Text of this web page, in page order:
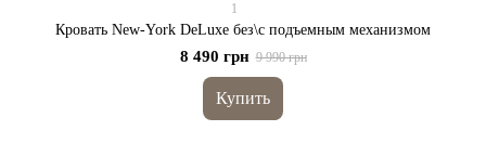
1
Кровать New-York DeLuxe без\с подъемным механизмом
8 490 грн 9 990 грн
Купить